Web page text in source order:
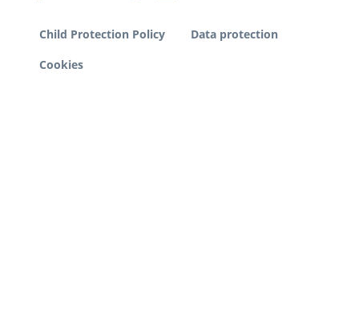
Child Protection Policy
Data protection
Cookies